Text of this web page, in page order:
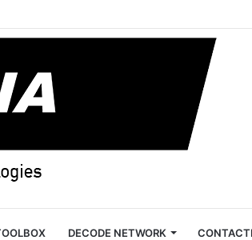
DECODE NETWORK